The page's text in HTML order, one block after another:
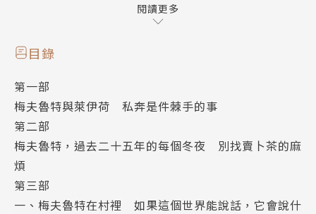
★帕慕克親自指定大師攝影：內封照片使用萊卡名人堂
攝影獎得主、「伊斯坦堡之眼」攝影記者Ara Güler作
品
★2017年國際IMPAC都柏林文學獎決選
★2016年俄羅斯Yasnaya Polyana文學獎外語文學獎
獲獎
★2016年曼布克文學獎入圍
★費城詢問報、華盛頓郵報、紐約時報、紐約客、首都
週報、波士頓全球報、洛杉磯時報等全球媒體重量好評
閱讀更多
目錄
第一部
梅夫魯特與萊伊荷 私奔是件棘手的事
第二部
梅夫魯特，過去二十五年的每個冬夜 別找賣卜茶的麻
煩
第三部
一、梅夫魯特在村裡 如果這個世界能說話，它會說什